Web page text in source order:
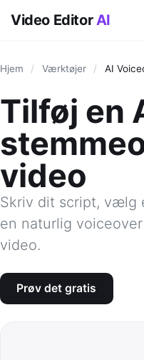
Video EditorAI
Hjem / Værktøjer / AI
Tilføj en
video
Skriv dit script, vælg
en naturlig
video.
Prøv det gratis